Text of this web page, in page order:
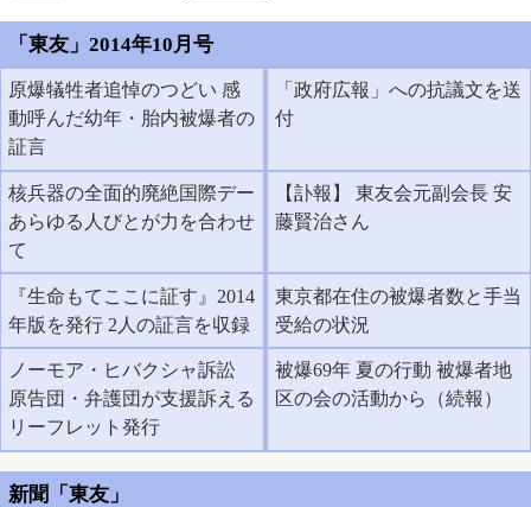
「東友」2014年10月号
原爆犠牲者追悼のつどい 感
動呼んだ幼年・胎内被爆者の
証言
「政府広報」への抗議文を送
付
核兵器の全面的廃絶国際デー
あらゆる人びとが力を合わせ
て
【訃報】 東友会元副会長 安
藤賢治さん
『生命もてここに証す』2014
年版を発行 2人の証言を収録
東京都在住の被爆者数と手当
受給の状況
ノーモア・ヒバクシャ訴訟
原告団・弁護団が支援訴える
リーフレット発行
被爆69年 夏の行動 被爆者地
区の会の活動から（続報）
新聞「東友」